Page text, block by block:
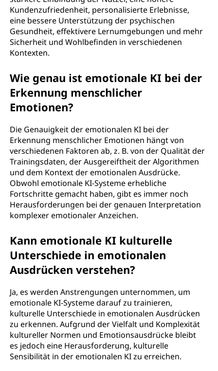
Kundenzufriedenheit, personalisierte Erlebnisse,
eine bessere Unterstützung der psychischen
Gesundheit, effektivere Lernumgebungen und mehr
Sicherheit und Wohlbefinden in verschiedenen
Kontexten.
Wie genau ist emotionale KI bei der
Erkennung menschlicher
Emotionen?
Die Genauigkeit der emotionalen KI bei der
Erkennung menschlicher Emotionen hängt von
verschiedenen Faktoren ab, z. B. von der Qualität der
Trainingsdaten, der Ausgereiftheit der Algorithmen
und dem Kontext der emotionalen Ausdrücke.
Obwohl emotionale KI-Systeme erhebliche
Fortschritte gemacht haben, gibt es immer noch
Herausforderungen bei der genauen Interpretation
komplexer emotionaler Anzeichen.
Kann emotionale KI kulturelle
Unterschiede in emotionalen
Ausdrücken verstehen?
Ja, es werden Anstrengungen unternommen, um
emotionale KI-Systeme darauf zu trainieren,
kulturelle Unterschiede in emotionalen Ausdrücken
zu erkennen. Aufgrund der Vielfalt und Komplexität
kultureller Normen und Emotionsausdrücke bleibt
es jedoch eine Herausforderung, kulturelle
Sensibilität in der emotionalen KI zu erreichen.